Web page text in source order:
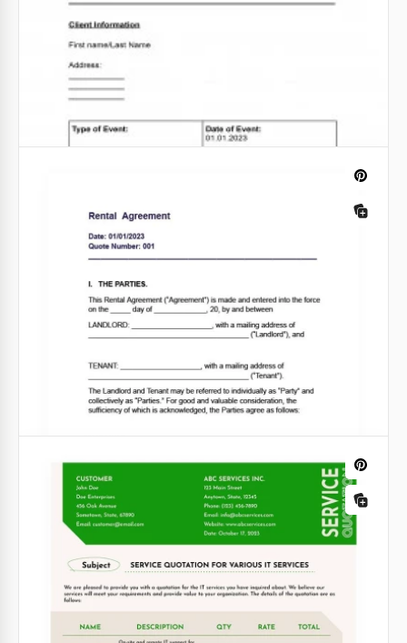
Um modelo de cotação de paisagismo é um
documento pré-designado usado por empresas de
paisagismo para fornecer uma estimativa detalhada
do custo dos serviços para um projeto de
paisagismo.
Citação sobre paisagem
cuidadosamente o Orçamento de Paisagismo antes
de iniciar o trabalho.
Citação de Fotografia.
Você está trabalhando como fotógrafo particular
para casamentos ou eventos formais? Para estar
Fotografia da TheGoodocs.
Google Docs